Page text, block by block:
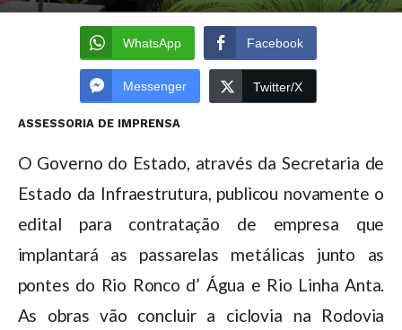
WhatsApp Facebook
Messenger Twitter/X
ASSESSORIA DE IMPRENSA
O Governo do Estado, através da Secretaria de
Estado da Infraestrutura, publicou novamente o
edital para contratação de empresa que
implantará as passarelas metálicas junto as
pontes do Rio Ronco d’ Água e Rio Linha Anta.
As obras vão concluir a ciclovia na Rodovia